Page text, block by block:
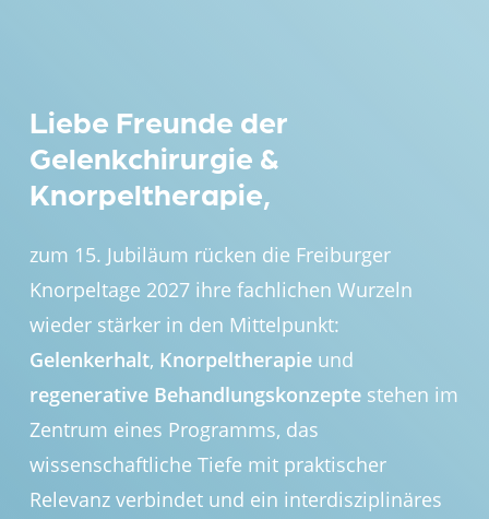
Liebe Freunde der
Gelenkchirurgie &
Knorpeltherapie,
zum 15. Jubiläum rücken die Freiburger
Knorpeltage 2027 ihre fachlichen Wurzeln
wieder stärker in den Mittelpunkt:
Gelenkerhalt, Knorpeltherapieund
regenerative Behandlungskonzeptestehen im
Zentrum eines Programms, das
wissenschaftliche Tiefe mit praktischer
Relevanz verbindet und ein interdisziplinäres